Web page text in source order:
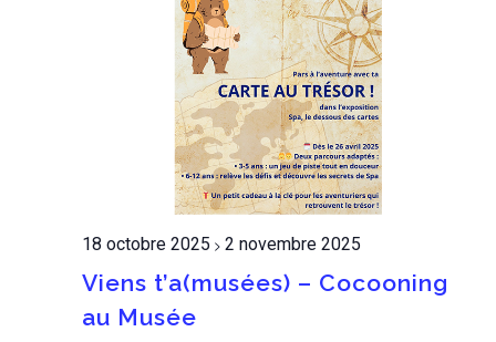
18 octobre 2025 > 2 novembre 2025
Viens t’a(musées) – Cocooning
au Musée